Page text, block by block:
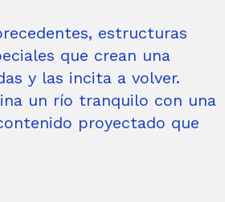
estructuras
que crean una
y las incita a volver.
un río tranquilo con una
proyectado que